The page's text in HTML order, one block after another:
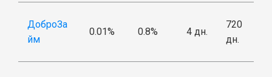
ДоброЗа
йм
0.01% 0.8% 4 дн.
720
дн.